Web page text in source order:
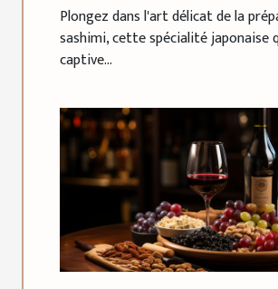
Plongez dans l'art délicat de la
sashimi, cette spécialité japonaise
captive...